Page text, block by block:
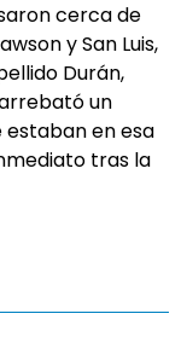
cerca de
y San Luis,
Durán,
un
estaban en esa
tras la